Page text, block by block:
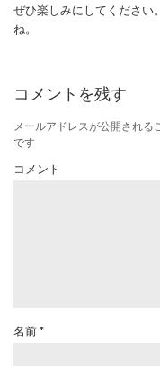
ぜひ楽しみにしてください
ね。
コメントを残す
メールアドレスが公開される
です
コメント
名前*